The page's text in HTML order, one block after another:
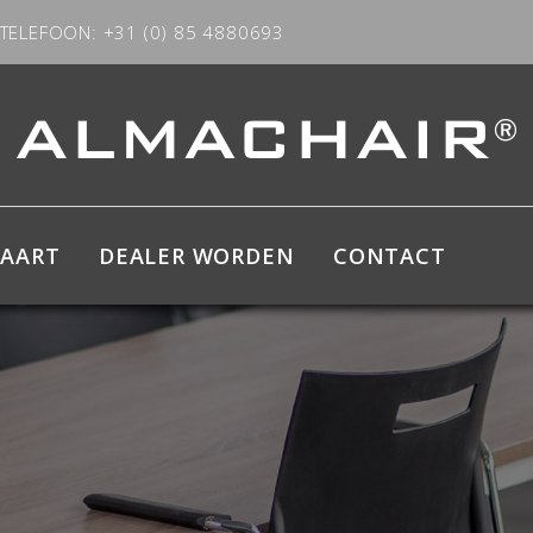
TELEFOON: +31 (0) 85 4880693
DEALER WORDEN CONTACT